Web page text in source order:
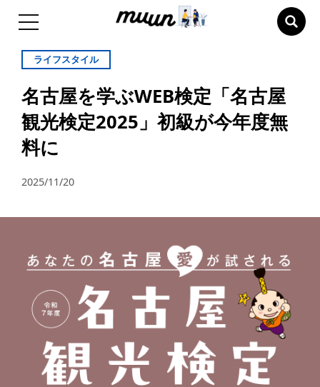
ライフスタイル
名古屋を学ぶWEB検定「名古屋
観光検定2025」初級が今年度無
料に
2025/11/20